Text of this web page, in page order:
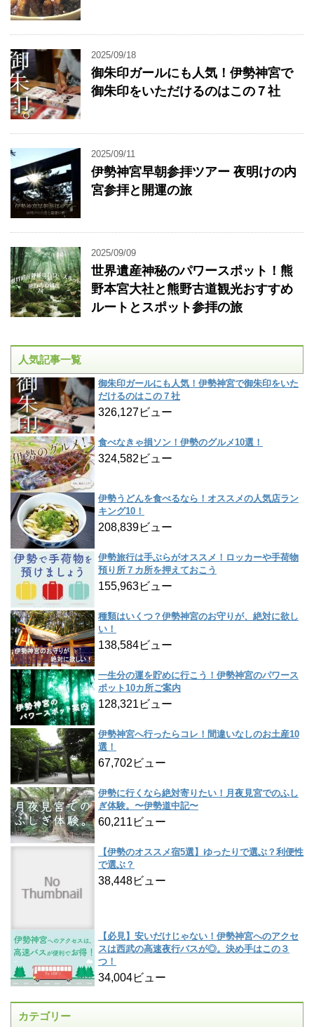
2025/09/18
御朱印ガールにも人気！伊勢神宮で
御朱印をいただけるのはこの７社
2025/09/11
伊勢神宮早朝参拝ツアー 夜明けの内
宮参拝と開運の旅
2025/09/09
世界遺産神秘のパワースポット！熊
野本宮大社と熊野古道観光おすすめ
ルートとスポット参拝の旅
人気記事一覧
御朱印ガールにも人気！伊勢神宮で御朱印をいた
だけるのはこの７社
326,127ビュー
食べなきゃ損ソン！伊勢のグルメ10選！
324,582ビュー
伊勢うどんを食べるなら！オススメの人気店ラン
キング10！
208,839ビュー
伊勢旅行は手ぶらがオススメ！ロッカーや手荷物
預り所７カ所を押えておこう
155,963ビュー
種類はいくつ？伊勢神宮のお守りが、絶対に欲し
い！
138,584ビュー
一生分の運を貯めに行こう！伊勢神宮のパワース
ポット10カ所ご案内
128,321ビュー
伊勢神宮へ行ったらコレ！間違いなしのお土産10
選！
67,702ビュー
伊勢に行くなら絶対寄りたい！月夜見宮でのふし
ぎ体験。〜伊勢道中記〜
60,211ビュー
【伊勢のオススメ宿5選】ゆったりで選ぶ？利便性
で選ぶ？
38,448ビュー
【必見】安いだけじゃない！伊勢神宮へのアクセ
スは西武の高速夜行バスが◎。決め手はこの３
つ！
34,004ビュー
カテゴリー